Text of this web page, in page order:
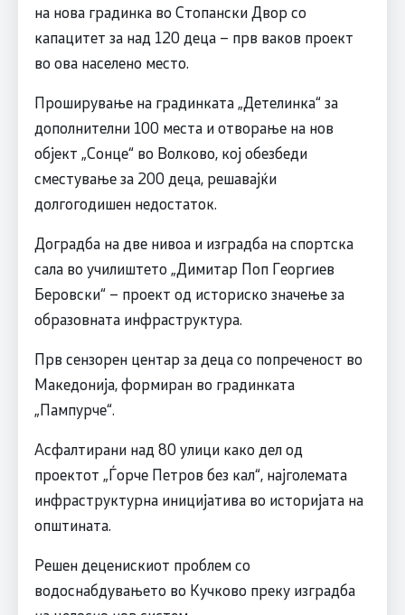
на нова градинка во Стопански Двор со
капацитет за над 120 деца – прв ваков проект
во ова населено место.
Проширување на градинката „Детелинка“ за
дополнителни 100 места и отворање на нов
објект „Сонце“ во Волково, кој обезбеди
сместување за 200 деца, решавајќи
долгогодишен недостаток.
Доградба на две нивоа и изградба на спортска
сала во училиштето „Димитар Поп Георгиев
Беровски“ – проект од историско значење за
образовната инфраструктура.
Прв сензорен центар за деца со попреченост во
Македонија, формиран во градинката
„Пампурче“.
Асфалтирани над 80 улици како дел од
проектот „Ѓорче Петров без кал“, најголемата
инфраструктурна иницијатива во историјата на
општината.
Решен деценискиот проблем со
водоснабдувањето во Кучково преку изградба